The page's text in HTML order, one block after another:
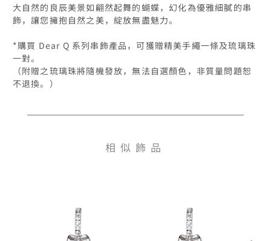
大自然的良辰美景如翩然起舞的蝴蝶，幻化為優雅細膩的串
飾，讓您擁抱自然之美，綻放無盡魅力。
*購買 Dear Q 系列串飾產品，可獲贈精美手繩一條及琉璃珠
一對。
（附贈之琉璃珠將隨機發放，無法自選顏色，非質量問題恕
不退換。）
相似飾品